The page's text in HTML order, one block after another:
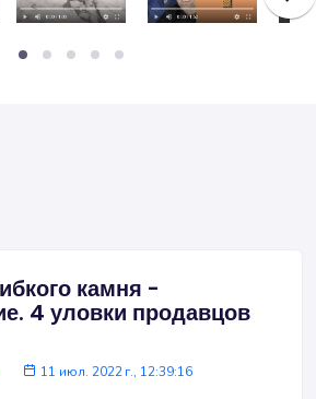
камня -
4 уловки продавцов
11 июл. 2022 г., 12:39:16